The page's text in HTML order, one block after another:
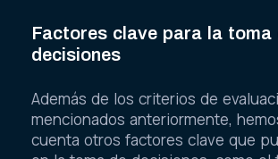
Factores clave para la toma
decisiones
Además de los criterios de
mencionados anteriormente,
cuenta otros factores clave que